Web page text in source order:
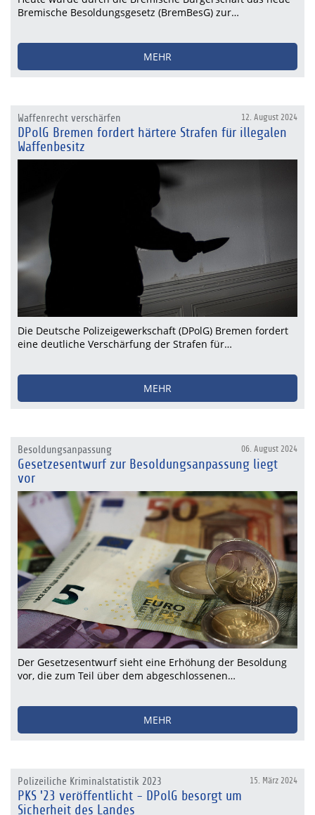
Bremische Besoldungsgesetz (BremBesG) zur…
MEHR
12. August 2024
Waffenrecht verschärfen
DPolG Bremen fordert härtere Strafen für illegalen
Waffenbesitz
Die Deutsche Polizeigewerkschaft (DPolG) Bremen fordert
eine deutliche Verschärfung der Strafen für…
MEHR
06. August 2024
Besoldungsanpassung
Gesetzesentwurf zur Besoldungsanpassung liegt
vor
Der Gesetzesentwurf sieht eine Erhöhung der Besoldung
vor, die zum Teil über dem abgeschlossenen…
MEHR
15. März 2024
Polizeiliche Kriminalstatistik 2023
PKS '23 veröffentlicht - DPolG besorgt um
Sicherheit des Landes